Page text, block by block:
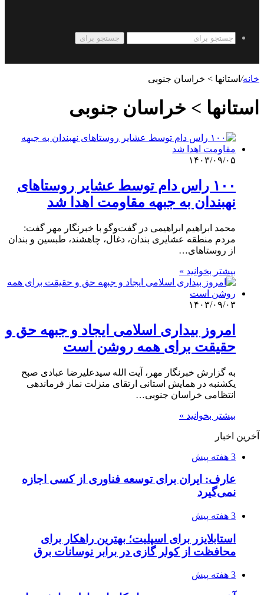
جستجو برای
خانه/ استانها > خراسان جنوبی
استانها > خراسان جنوبی
۱۴۰۳/۰۹/۰۵
۱۰۰ راس دام توسط عشایر روستاهای
نهبندان به جبهه مقاومت اهدا شد
محمد ابراهیم ابراهیمی در گفت‌وگو با خبرنگار مهر گفت:
مردم منطقه عشایری بندان، دغال، چاهشند، طبسین و بندان
از روستاهای…
بیشتر بخوانید »
۱۴۰۳/۰۹/۰۳
امروز بیداری اسلامی ایجاد و جبهه حق و
حقیقت برای همه روشن است
به گزارش خبرنگار مهر، آیت الله سیدعلیرضا عبادی صبح
یکشنبه در همایش استانی ارتقای منزلت نماز فرماندهی
انتظامی خراسان جنوبی…
بیشتر بخوانید »
آخرین اخبار
3 هفته پیش
عارف: ایران برای توسعه فناوری از کسی اجازه
نمی‌گیرد
3 هفته پیش
استابلایزر برای اسپلیت؛ بهترین راهکار برای
محافظت از کولر گازی در برابر نوسانات برق
3 هفته پیش